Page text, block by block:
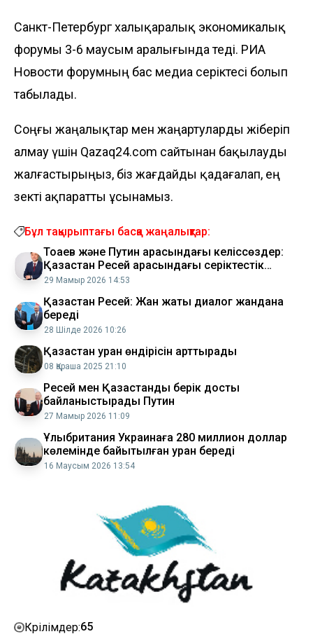
Санкт-Петербург халықаралық экономикалық
форумы 3-6 маусым аралығында өтеді. РИА
Новости форумның бас медиа серіктесі болып
табылады.
Соңғы жаңалықтар мен жаңартуларды жіберіп
алмау үшін Qazaq24.com сайтынан бақылауды
жалғастырыңыз, біз жағдайды қадағалап, ең
өзекті ақпаратты ұсынамыз.
Бұл тақырыптағы басқа жаңалықтар:
Тоқаев және Путин арасындағы келіссөздер:
Қазақстан Ресей арасындағы серіктестік
нығая береді
29 Мамыр 2026 14:53
Қазақстан Ресей: Жан жақты диалог жандана
береді
28 Шілде 2026 10:26
Қазақстан уран өндірісін арттырады
08 Қараша 2025 21:10
Ресей мен Қазақстанды берік достық
байланыстырады Путин
27 Мамыр 2026 11:09
Ұлыбритания Украинаға 280 миллион доллар
көлемінде байытылған уран береді
16 Маусым 2026 13:54
Көрілімдер:65